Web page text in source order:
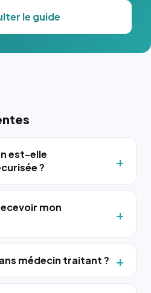
le guide
est-elle
?
mon
médecin traitant ?